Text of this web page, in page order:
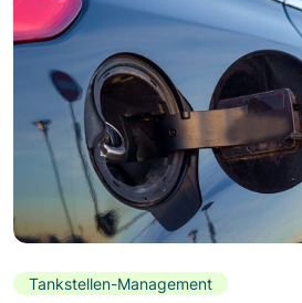
Tankstellen-Management